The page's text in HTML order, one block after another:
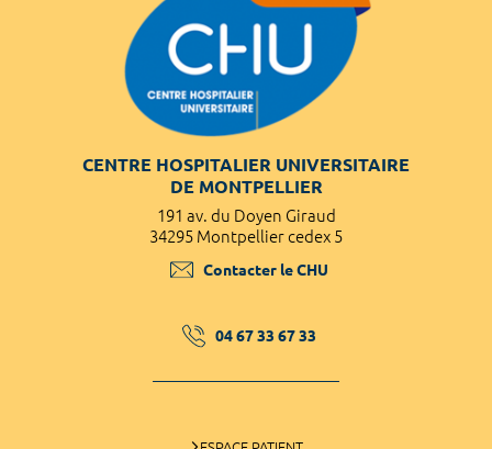
CENTRE HOSPITALIER UNIVERSITAIRE
DE MONTPELLIER
191 av. du Doyen Giraud
34295 Montpellier cedex 5
Contacter le CHU
04 67 33 67 33